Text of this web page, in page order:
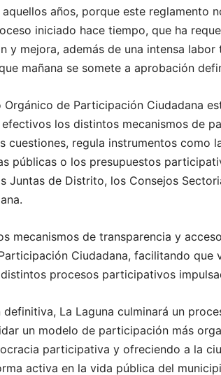
años, porque este reglamento
iniciado hace tiempo, que ha
y mejora, además de una intensa
mañana se somete a aprobación
Orgánico de Participación Ciudadana
los distintos mecanismos de
cuestiones, regula instrumentos como
públicas o los presupuestos
Juntas de Distrito, los Consejos
mecanismos de transparencia y
Ciudadana, facilitando que
procesos participativos
La Laguna culminará un
un modelo de participación más
participativa y ofreciendo a la
activa en la vida pública del